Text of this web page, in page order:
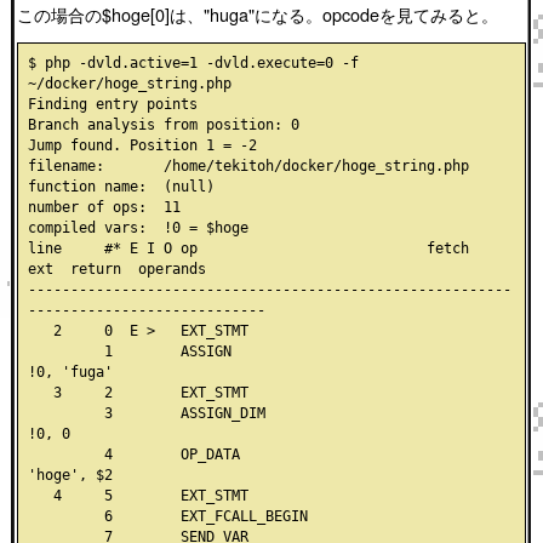
この場合の$hoge[0]は、"huga"になる。opcodeを見てみると。
$ php -dvld.active=1 -dvld.execute=0 -f
~/docker/hoge_string.php
Finding entry points
Branch analysis from position: 0
Jump found. Position 1 = -2
filename:       /home/tekitoh/docker/hoge_string.php
function name:  (null)
number of ops:  11
compiled vars:  !0 = $hoge
line     #* E I O op                           fetch
ext  return  operands
---------------------------------------------------------
----------------------------
!0, 'fuga'
!0, 0
'hoge', $2